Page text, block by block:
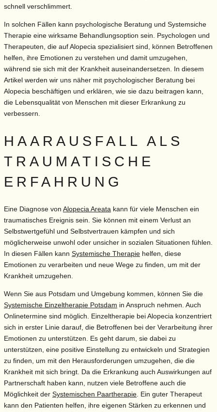
schnell verschlimmert.
In solchen Fällen kann psychologische Beratung und Systemsiche
Therapie eine wirksame Behandlungsoption sein. Psychologen und
Therapeuten, die auf Alopecia spezialisiert sind, können Betroffenen
helfen, ihre Emotionen zu verstehen und damit umzugehen,
während sie sich mit der Krankheit auseinandersetzen. In diesem
Artikel werden wir uns näher mit psychologischer Beratung bei
Alopecia beschäftigen und erklären, wie sie dazu beitragen kann,
die Lebensqualität von Menschen mit dieser Erkrankung zu
verbessern.
HAARAUSFALL ALS
TRAUMATISCHE
ERFAHRUNG
Eine Diagnose von Alopecia Areata kann für viele Menschen ein
traumatisches Ereignis sein. Sie können mit einem Verlust an
Selbstwertgefühl und Selbstvertrauen kämpfen und sich
möglicherweise unwohl oder unsicher in sozialen Situationen fühlen.
In diesen Fällen kann Systemische Therapie helfen, diese
Emotionen zu verarbeiten und neue Wege zu finden, um mit der
Krankheit umzugehen.
Wenn Sie aus Potsdam und Umgebung kommen, können Sie die
Systemische Einzeltherapie Potsdam in Anspruch nehmen. Auch
Onlinetermine sind möglich. Einzeltherapie bei Alopecia konzentriert
sich in erster Linie darauf, die Betroffenen bei der Verarbeitung ihrer
Emotionen zu unterstützen. Es geht darum, sie dabei zu
unterstützen, eine positive Einstellung zu entwickeln und Strategien
zu finden, um mit den Herausforderungen umzugehen, die die
Krankheit mit sich bringt. Da die Erkrankung auch Auswirkungen auf
Partnerschaft haben kann, nutzen viele Betroffene auch die
Möglichkeit der Systemischen Paartherapie. Ein guter Therapeut
kann den Patienten helfen, ihre eigenen Stärken zu erkennen und